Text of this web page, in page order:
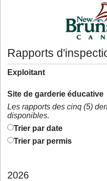
Rapports
Exploitant
Site de garderie éducative
Les rapports des cinq (5)
disponibles.
Trier par date
Trier par permis
2026